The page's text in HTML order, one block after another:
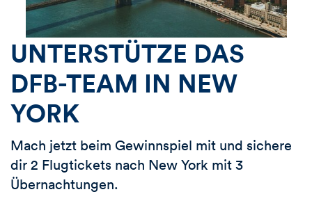
UNTERSTÜTZE DAS
DFB-TEAM IN NEW
YORK
Mach jetzt beim Gewinnspiel mit und sichere
dir 2 Flugtickets nach New York mit 3
Übernachtungen.